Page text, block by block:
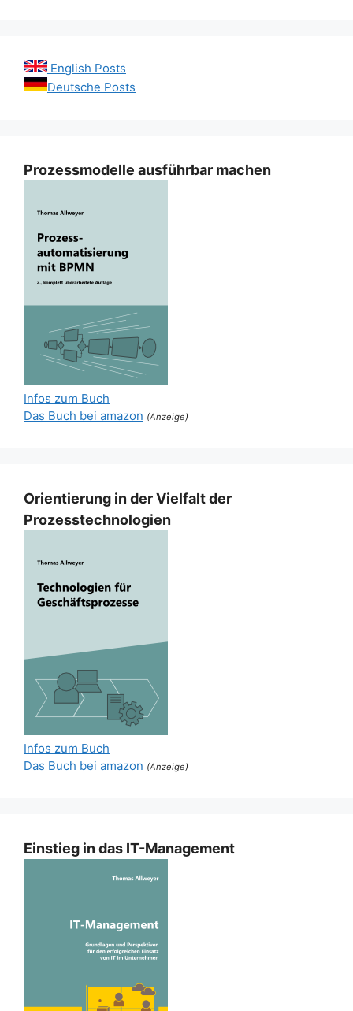
English Posts
Deutsche Posts
Prozessmodelle ausführbar machen
Infos zum Buch
Das Buch bei amazon (Anzeige)
Orientierung in der Vielfalt der
Prozesstechnologien
Infos zum Buch
Das Buch bei amazon (Anzeige)
Einstieg in das IT-Management